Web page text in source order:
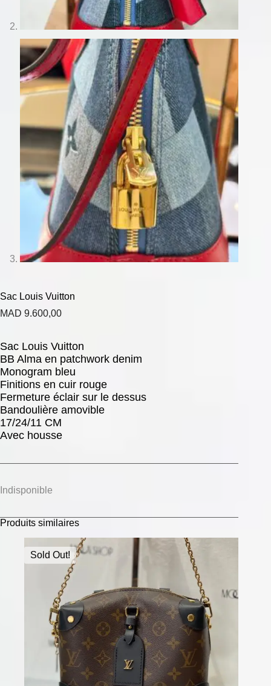
Sac Louis Vuitton
MAD 9.600,00
Sac Louis Vuitton
BB Alma en patchwork denim
Monogram bleu
Finitions en cuir rouge
Fermeture éclair sur le dessus
Bandoulière amovible
17/24/11 CM
Avec housse
Indisponible
Produits similaires
Sold Out!